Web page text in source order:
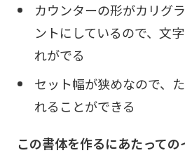
カウンターの形がカリグ
ントにしているので、文
れがでる
セット幅が狭めなので、
れることができる
この書体を作るにあたって